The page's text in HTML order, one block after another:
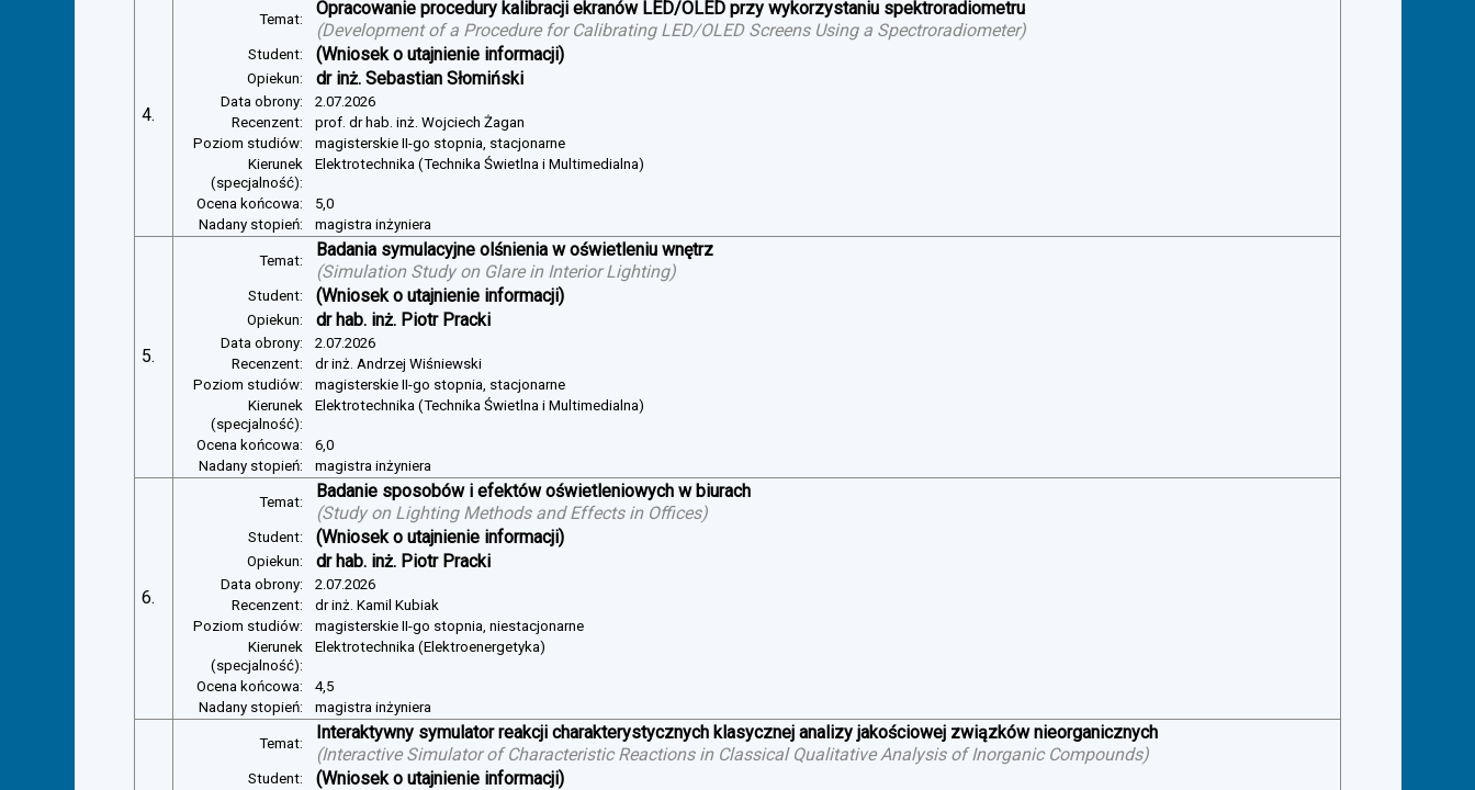
4.
Temat:
Opracowanie procedury kalibracji ekranów LED/OLED przy wykorzystaniu spektroradiometru
(Development of a Procedure for Calibrating LED/OLED Screens Using a Spectroradiometer)
Student: (Wniosek o utajnienie informacji)
Opiekun: dr inż. Sebastian Słomiński
Data obrony:
2.07.2026
Recenzent:
prof. dr hab. inż. Wojciech Żagan
Poziom studiów:
magisterskie II-go stopnia, stacjonarne
Kierunek
(specjalność):
Elektrotechnika (Technika Świetlna i Multimedialna)
Ocena końcowa:
5,0
Nadany stopień:
magistra inżyniera
5.
Temat:
Badania symulacyjne olśnienia w oświetleniu wnętrz
(Simulation Study on Glare in Interior Lighting)
Student: (Wniosek o utajnienie informacji)
Opiekun: dr hab. inż. Piotr Pracki
Data obrony:
2.07.2026
Recenzent:
dr inż. Andrzej Wiśniewski
Poziom studiów:
magisterskie II-go stopnia, stacjonarne
Kierunek
(specjalność):
Elektrotechnika (Technika Świetlna i Multimedialna)
Ocena końcowa:
6,0
Nadany stopień:
magistra inżyniera
6.
Temat:
Badanie sposobów i efektów oświetleniowych w biurach
(Study on Lighting Methods and Effects in Offices)
Student: (Wniosek o utajnienie informacji)
Opiekun: dr hab. inż. Piotr Pracki
Data obrony:
2.07.2026
Recenzent:
dr inż. Kamil Kubiak
Poziom studiów:
magisterskie II-go stopnia, niestacjonarne
Kierunek
(specjalność):
Elektrotechnika (Elektroenergetyka)
Ocena końcowa:
4,5
Nadany stopień:
magistra inżyniera
Temat:
Interaktywny symulator reakcji charakterystycznych klasycznej analizy jakościowej związków nieorganicznych
(Interactive Simulator of Characteristic Reactions in Classical Qualitative Analysis of Inorganic Compounds)
Student: (Wniosek o utajnienie informacji)